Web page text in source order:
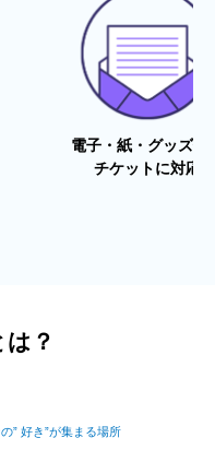
電子・紙・グッズ付
チケットに対応
？
” 好き”が集まる場所
覧